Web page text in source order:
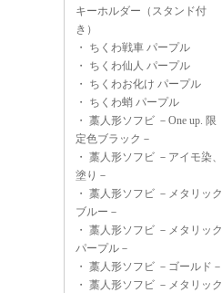
キーホルダー（スタンド付
き）
・ ちくわ戦車 パープル
・ ちくわ仙人 パープル
・ ちくわお化け パープル
・ ちくわ蛸 パープル
・ 藁人形ソフビ －One up. 限
定色ブラック－
・ 藁人形ソフビ －アイモ染、
塗り－
・ 藁人形ソフビ －メタリック
ブルー－
・ 藁人形ソフビ －メタリック
パープル－
・ 藁人形ソフビ －ゴールド－
・ 藁人形ソフビ －メタリック